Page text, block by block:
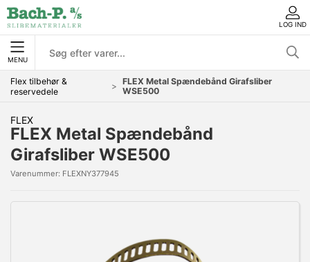
LOG IND
MENU
Flex tilbehør &
reservedele
FLEX Metal Spændebånd Girafsliber
WSE500
FLEX
FLEX Metal Spændebånd
Girafsliber WSE500
Varenummer: FLEXNY377945